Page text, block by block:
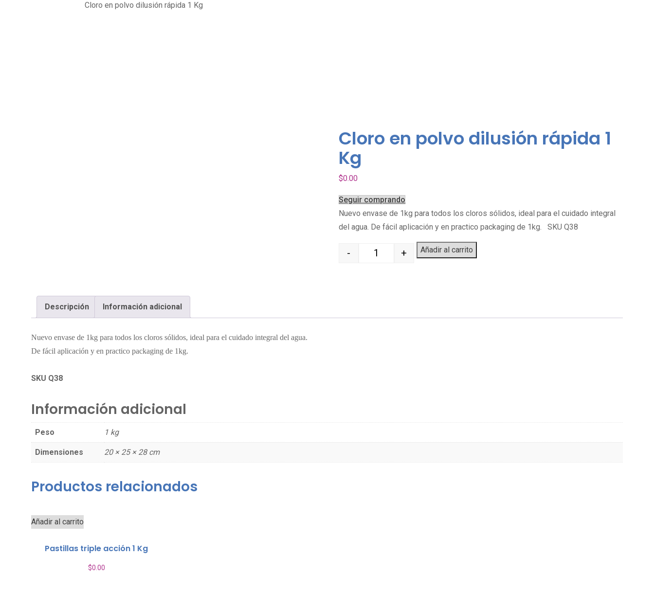
Cloro en polvo dilusión rápida 1 Kg
Cloro en polvo dilusión rápida 1
Kg
$0.00
Seguir comprando
Nuevo envase de 1kg para todos los cloros sólidos, ideal para el cuidado integral
del agua. De fácil aplicación y en practico packaging de 1kg. SKU Q38
Quantity
- + Añadir al carrito
Descripción Información adicional
Nuevo envase de 1kg para todos los cloros sólidos, ideal para el cuidado integral del agua.
De fácil aplicación y en practico packaging de 1kg.
SKU Q38
Información adicional
Peso 1 kg
Dimensiones 20 × 25 × 28 cm
Productos relacionados
Añadir al carrito
Pastillas triple acción 1 Kg
$0.00